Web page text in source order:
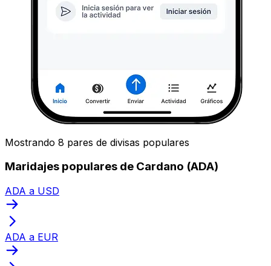
Mostrando 8 pares de divisas populares
Maridajes populares de Cardano (ADA)
ADA a USD
ADA a EUR